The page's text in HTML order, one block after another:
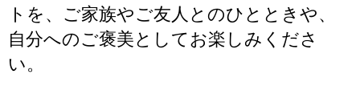
トを、ご家族やご友人とのひとときや、
自分へのご褒美としてお楽しみくださ
い。